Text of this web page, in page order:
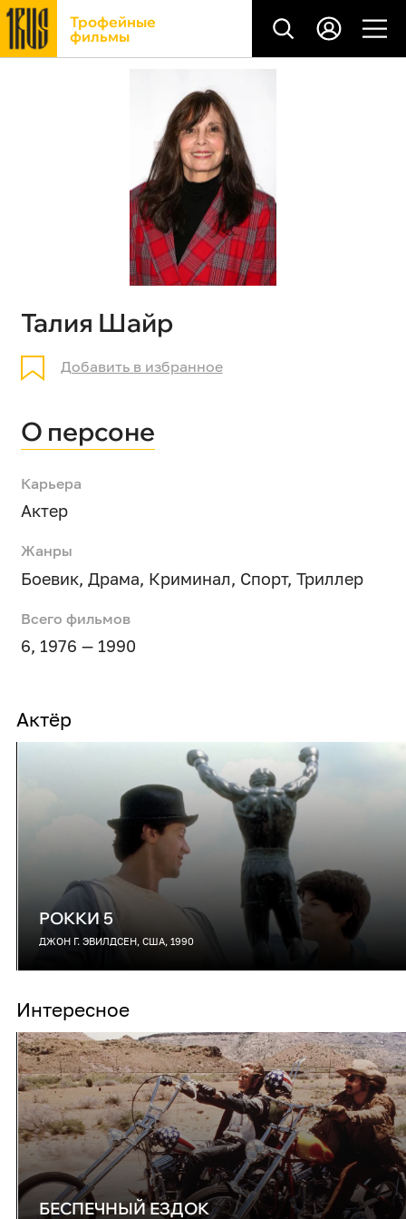
Трофейные
фильмы
Талия Шайр
Добавить в избранное
О персоне
Карьера
Актер
Жанры
Боевик, Драма, Криминал, Спорт, Триллер
Всего фильмов
6, 1976 — 1990
Актёр
РОККИ 5
ДЖОН Г. ЭВИЛДСЕН, США, 1990
Интересное
БЕСПЕЧНЫЙ ЕЗДОК